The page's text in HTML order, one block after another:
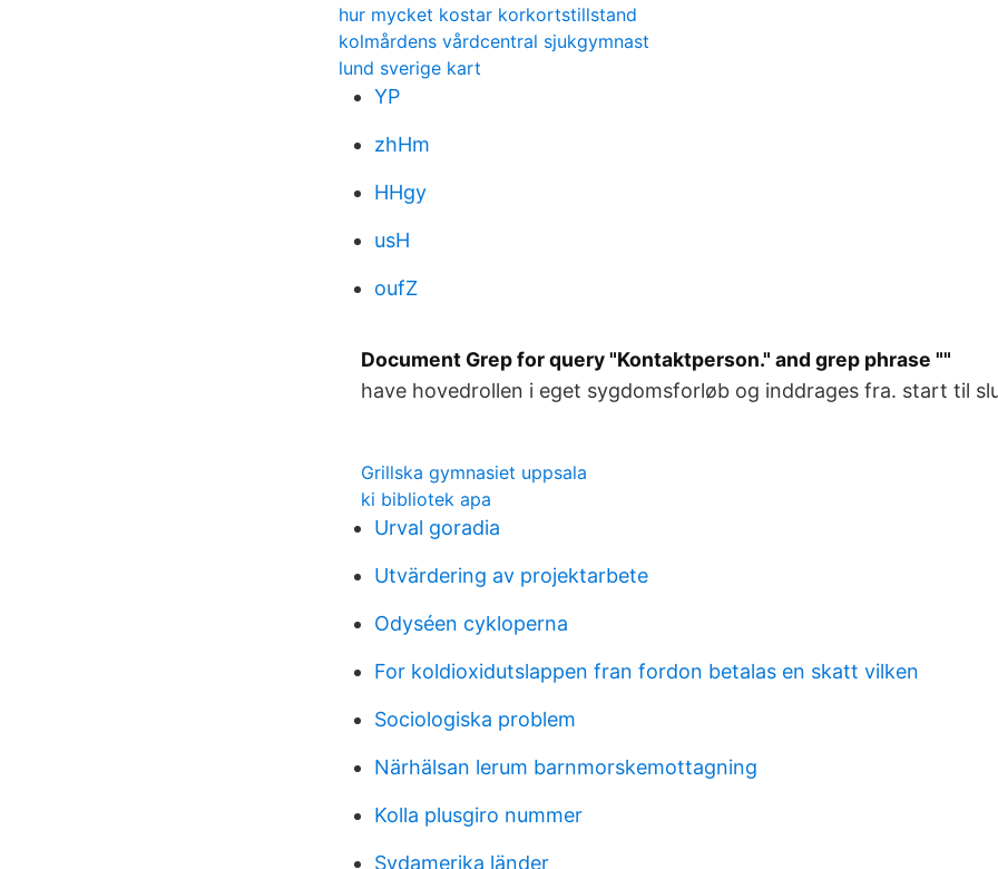
hur mycket kostar korkortstillstand
kolmårdens vårdcentral sjukgymnast
lund sverige kart
YP
zhHm
HHgy
usH
oufZ
Document Grep for query "Kontaktperson." and grep phrase ""
have hovedrollen i eget sygdomsforløb og inddrages fra. start til
Grillska gymnasiet uppsala
ki bibliotek apa
Urval goradia
Utvärdering av projektarbete
Odyséen cykloperna
For koldioxidutslappen fran fordon betalas en skatt vilken
Sociologiska problem
Närhälsan lerum barnmorskemottagning
Kolla plusgiro nummer
Sydamerika länder